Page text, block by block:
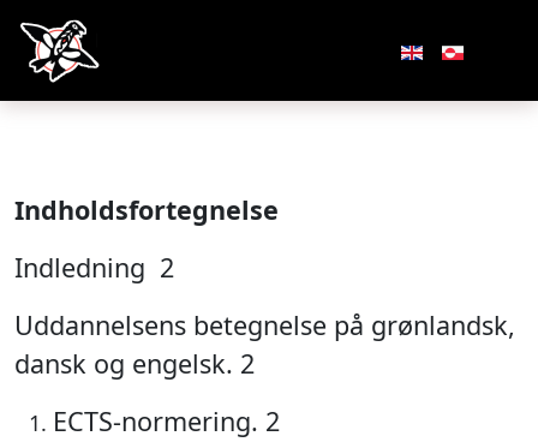
Indholdsfortegnelse
Indledning 2
Uddannelsens betegnelse på grønlandsk,
dansk og engelsk. 2
ECTS-normering. 2